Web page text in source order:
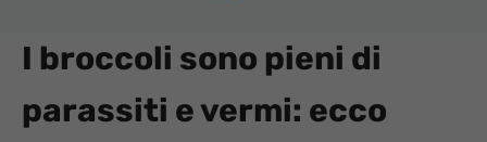
I broccoli sono pieni di
parassiti e vermi: ecco